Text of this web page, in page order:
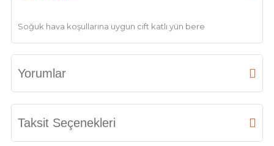
Soğuk hava koşullarına uygun cift katlı yün bere
Yorumlar
Bu ürüne ilk yorumu siz yapın!
Taksit Seçenekleri